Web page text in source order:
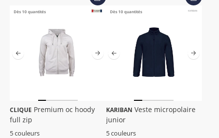
Dès 10 quantités
CLIQUE
full zip
5 couleurs
Dès 10 quantités
KARIBAN
junior
5 couleurs